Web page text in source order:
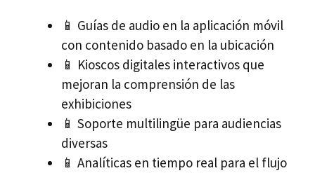
📱 Guías de audio en la aplicación móvil
con contenido basado en la ubicación
📱 Kioscos digitales interactivos que
mejoran la comprensión de las
exhibiciones
📱 Soporte multilingüe para audiencias
diversas
📱 Analíticas en tiempo real para el flujo